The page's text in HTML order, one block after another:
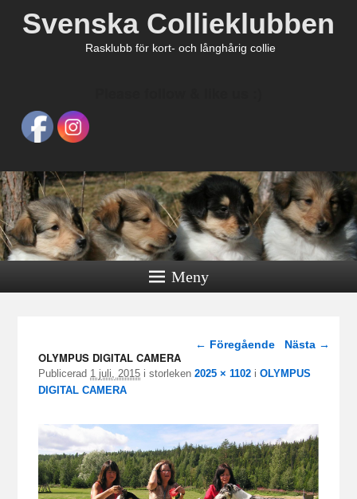
Svenska Collieklubben
Rasklubb för kort- och långhårig collie
Meny
Bildnavigering
← Föregående Nästa →
OLYMPUS DIGITAL CAMERA
Publicerad 1 juli, 2015 i storleken2025 × 1102 iOLYMPUS
DIGITAL CAMERA